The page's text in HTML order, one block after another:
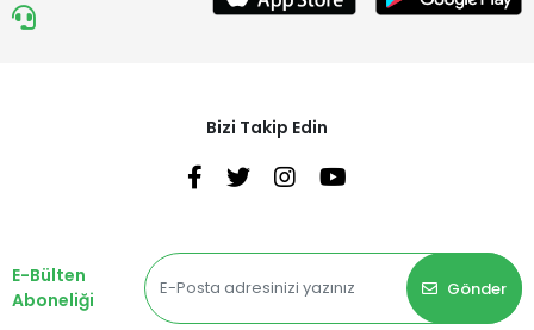
Bizi Takip Edin
E-Bülten
Aboneliği
Gönder